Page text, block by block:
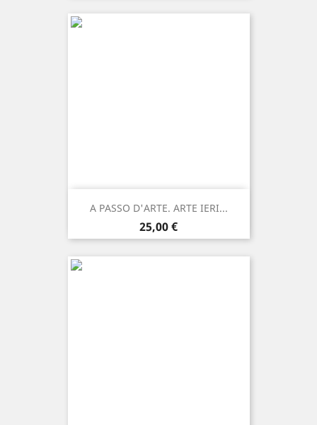
A PASSO D'ARTE. ARTE IERI...
Prezzo
25,00 €